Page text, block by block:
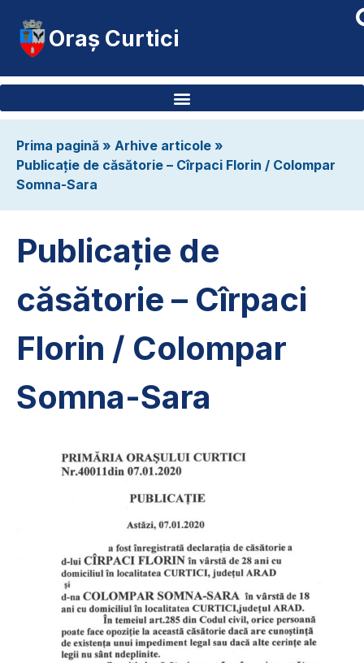
Oraș Curtici
Prima pagină » Arhive articole »
Publicație de căsătorie – Cîrpaci Florin / Colompar
Somna-Sara
Publicație de
căsătorie – Cîrpaci
Florin / Colompar
Somna-Sara